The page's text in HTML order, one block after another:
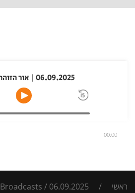
06.09.2025 | אור הזוהר והקבלה
00:00
ראשי /
Broadcasts / 06.09.2025 | אור הזוהר והקבלה